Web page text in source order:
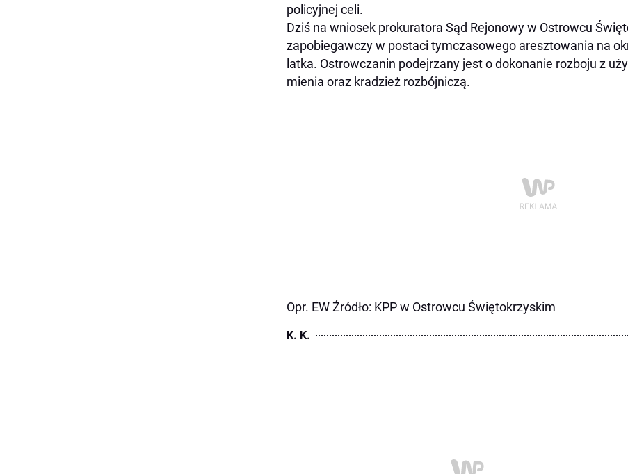
policyjnej celi.
Dziś na wniosek prokuratora Sąd Rejonowy w Ostrowcu
zapobiegawczy w postaci tymczasowego aresztowania na
latka. Ostrowczanin podejrzany jest o dokonanie rozboju z
mienia oraz kradzież rozbójniczą.
Opr. EW Źródło: KPP w Ostrowcu Świętokrzyskim
K. K.